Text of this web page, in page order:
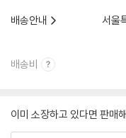
배송안내
서울
배송비
이미 소장하고 있다면 판매